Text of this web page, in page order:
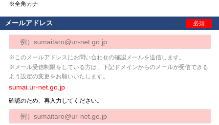
※全角カナ
メールアドレス 必須
※このメールアドレスにお問い合わせの確認メールを送信します。
※メール受信制限をしている方は、下記ドメインからのメールが受信できる
よう設定の変更をお願いいたします。
sumai.ur-net.go.jp
確認のため、再入力してください。